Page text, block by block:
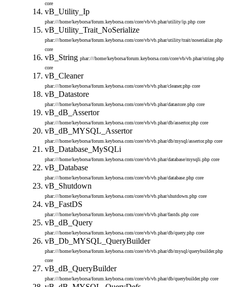
core
vB_Utility_Ip
phar:///home/keyborsa/forum.keyborsa.com/core/vb/vb.phar/utility/ip.php core
vB_Utility_Trait_NoSerialize
phar:///home/keyborsa/forum.keyborsa.com/core/vb/vb.phar/utility/trait/noserialize.php
core
vB_String phar:///home/keyborsa/forum.keyborsa.com/core/vb/vb.phar/string.php
core
vB_Cleaner
phar:///home/keyborsa/forum.keyborsa.com/core/vb/vb.phar/cleaner.php core
vB_Datastore
phar:///home/keyborsa/forum.keyborsa.com/core/vb/vb.phar/datastore.php core
vB_dB_Assertor
phar:///home/keyborsa/forum.keyborsa.com/core/vb/vb.phar/db/assertor.php core
vB_dB_MYSQL_Assertor
phar:///home/keyborsa/forum.keyborsa.com/core/vb/vb.phar/db/mysql/assertor.php core
vB_Database_MySQLi
phar:///home/keyborsa/forum.keyborsa.com/core/vb/vb.phar/database/mysqli.php core
vB_Database
phar:///home/keyborsa/forum.keyborsa.com/core/vb/vb.phar/database.php core
vB_Shutdown
phar:///home/keyborsa/forum.keyborsa.com/core/vb/vb.phar/shutdown.php core
vB_FastDS
phar:///home/keyborsa/forum.keyborsa.com/core/vb/vb.phar/fastds.php core
vB_dB_Query
phar:///home/keyborsa/forum.keyborsa.com/core/vb/vb.phar/db/query.php core
vB_Db_MYSQL_QueryBuilder
phar:///home/keyborsa/forum.keyborsa.com/core/vb/vb.phar/db/mysql/querybuilder.php
core
vB_dB_QueryBuilder
phar:///home/keyborsa/forum.keyborsa.com/core/vb/vb.phar/db/querybuilder.php core